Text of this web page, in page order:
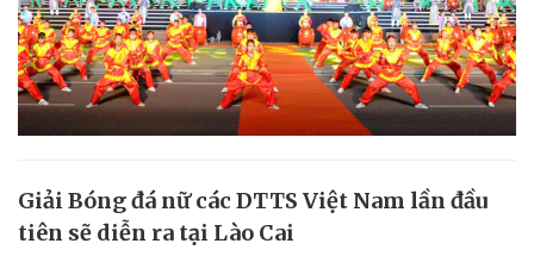
Giải Bóng đá nữ các DTTS Việt Nam lần đầu
tiên sẽ diễn ra tại Lào Cai